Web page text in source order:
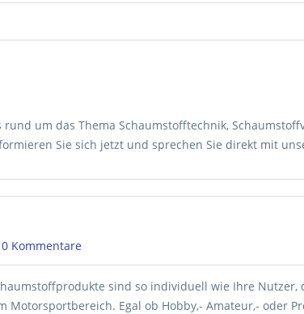
um das Thema Schaumstofftechnik,
Sie sich jetzt und sprechen Sie direkt mit
0 Kommentare
sind so individuell wie Ihre
Motorsportbereich. Egal ob Hobby,- Amateur,- oder